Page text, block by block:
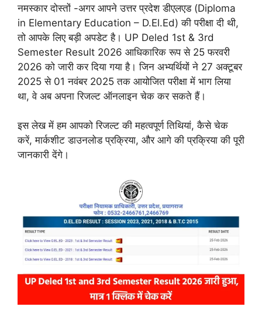
नमस्कार दोस्तों -अगर आपने उत्तर प्रदेश डीएलएड (Diploma
in Elementary Education – D.El.Ed) की परीक्षा दी थी,
तो आपके लिए बड़ी अपडेट है। UP Deled 1st & 3rd
Semester Result 2026 आधिकारिक रूप से 25 फरवरी
2026 को जारी कर दिया गया है। जिन अभ्यर्थियों ने 27 अक्टूबर
2025 से 01 नवंबर 2025 तक आयोजित परीक्षा में भाग लिया
था, वे अब अपना रिजल्ट ऑनलाइन चेक कर सकते हैं।
इस लेख में हम आपको रिजल्ट की महत्वपूर्ण तिथियां, कैसे चेक
करें, मार्कशीट डाउनलोड प्रक्रिया, और आगे की प्रक्रिया की पूरी
जानकारी देंगे।